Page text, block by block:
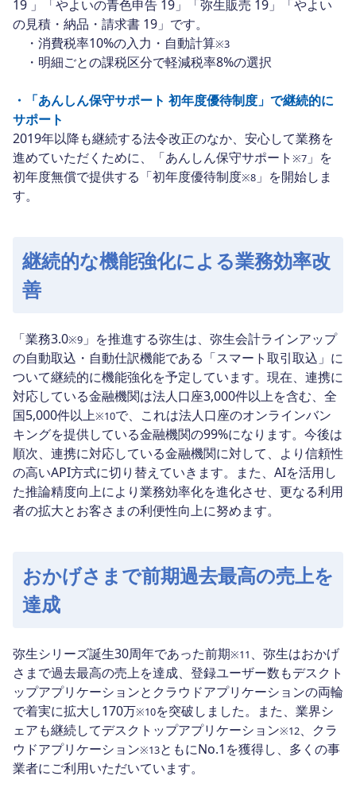
19 」「やよいの青色申告 19」「弥生販売 19」「やよい
の見積・納品・請求書 19」です。
・消費税率10%の入力・自動計算※3
・明細ごとの課税区分で軽減税率8%の選択
・「あんしん保守サポート 初年度優待制度」で継続的に
サポート
2019年以降も継続する法令改正のなか、安心して業務を
進めていただくために、「あんしん保守サポート ※7 」を
初年度無償で提供する「初年度優待制度※8 」を開始しま
す。
継続的な機能強化による業務効率改
善
「業務3.0※9 」を推進する弥生は、弥生会計ラインアップ
の自動取込・自動仕訳機能である「スマート取引取込」に
ついて継続的に機能強化を予定しています。現在、連携に
対応している金融機関は法人口座3,000件以上を含む、全
国5,000件以上※10で、これは法人口座のオンラインバン
キングを提供している金融機関の99%になります。今後は
順次、連携に対応している金融機関に対して、より信頼性
の高いAPI方式に切り替えていきます。また、AIを活用し
た推論精度向上により業務効率化を進化させ、更なる利用
者の拡大とお客さまの利便性向上に努めます。
おかげさまで前期過去最高の売上を
達成
弥生シリーズ誕生30周年であった前期※11 、弥生はおかげ
さまで過去最高の売上を達成、登録ユーザー数もデスクト
ップアプリケーションとクラウドアプリケーションの両輪
で着実に拡大し170万※10を突破しました。また、業界シ
ェアも継続してデスクトップアプリケーション※12、クラ
ウドアプリケーション※13ともにNo.1を獲得し、多くの事
業者にご利用いただいています。